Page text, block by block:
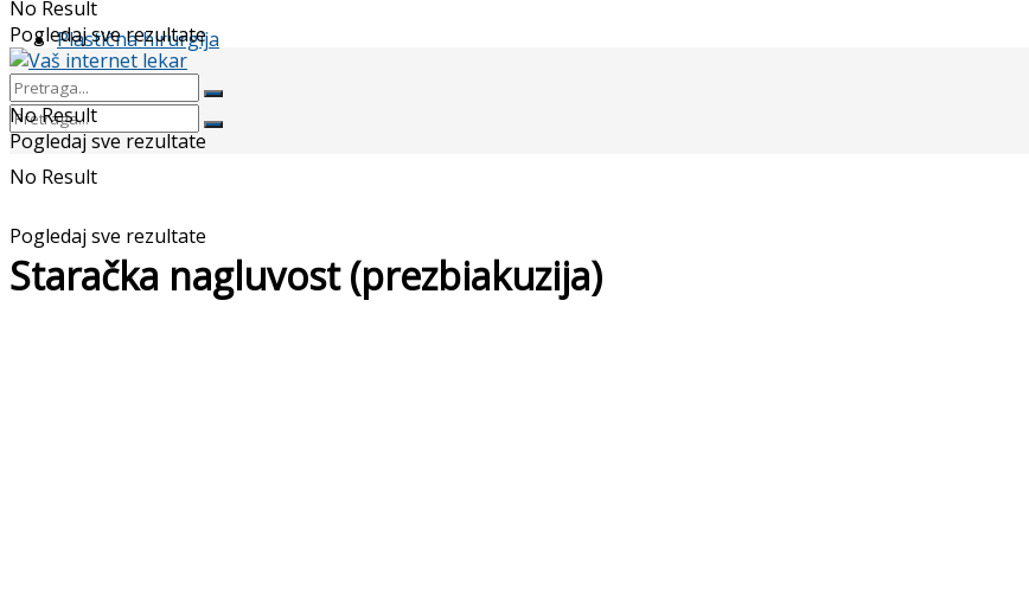
Plastična hirurgija
No Result
Pogledaj sve rezultate
No Result
Pogledaj sve rezultate
No Result
Pogledaj sve rezultate
Staračka nagluvost (prezbiakuzija)